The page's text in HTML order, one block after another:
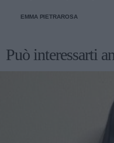
EMMA PIETRAROSA
Può interessarti